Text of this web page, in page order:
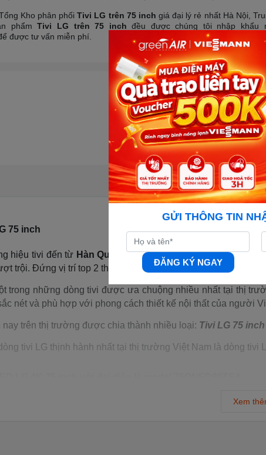
Kho phân phốiTivi LG trên 75 inch giá đại lý rẻ nhất Hà Nội,
phẩmTivi LG trên 75 inch đều được chúng tôi nhập khẩu
được tư vấn miễn phí.
Sản phẩm
Quay lại
75 inch
hiệu tivi đến từ Hàn Quốc
, nổi tiếng với chất lượng hình
trội. Đứng vị trí top 2 thị phần tivi tại thị trường Việt Nam về
trong những dòng tivi được ưa chuộng nhiều nhất tại thị
nét và phù hợp với phong cách thiết kế nội thất của người
nay trên thị trường được chia thành nhiều loại: Tivi LG 75
tivi LG thịnh hành nhất tại thị trường Việt Nam là dòng tivi
kết hợp giữa
Xem
GỬI THÔNG TIN
ĐĂNG KÝ NGAY